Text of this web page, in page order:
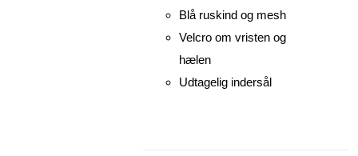
Blå ruskind og mesh
Velcro om vristen og
hælen
Udtagelig indersål